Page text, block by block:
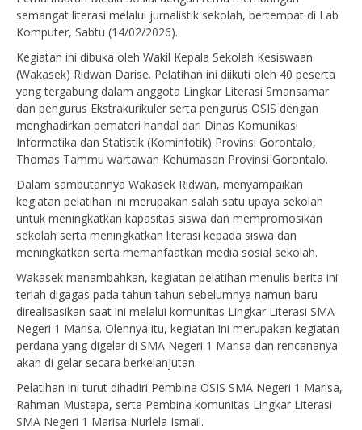
semangat literasi melalui jurnalistik sekolah, bertempat di Lab
Komputer, Sabtu (14/02/2026).
Kegiatan ini dibuka oleh Wakil Kepala Sekolah Kesiswaan
(Wakasek) Ridwan Darise. Pelatihan ini diikuti oleh 40 peserta
yang tergabung dalam anggota Lingkar Literasi Smansamar
dan pengurus Ekstrakurikuler serta pengurus OSIS dengan
menghadirkan pemateri handal dari Dinas Komunikasi
Informatika dan Statistik (Kominfotik) Provinsi Gorontalo,
Thomas Tammu wartawan Kehumasan Provinsi Gorontalo.
Dalam sambutannya Wakasek Ridwan, menyampaikan
kegiatan pelatihan ini merupakan salah satu upaya sekolah
untuk meningkatkan kapasitas siswa dan mempromosikan
sekolah serta meningkatkan literasi kepada siswa dan
meningkatkan serta memanfaatkan media sosial sekolah.
Wakasek menambahkan, kegiatan pelatihan menulis berita ini
terlah digagas pada tahun tahun sebelumnya namun baru
direalisasikan saat ini melalui komunitas Lingkar Literasi SMA
Negeri 1 Marisa. Olehnya itu, kegiatan ini merupakan kegiatan
perdana yang digelar di SMA Negeri 1 Marisa dan rencananya
akan di gelar secara berkelanjutan.
Pelatihan ini turut dihadiri Pembina OSIS SMA Negeri 1 Marisa,
Rahman Mustapa, serta Pembina komunitas Lingkar Literasi
SMA Negeri 1 Marisa Nurlela Ismail.